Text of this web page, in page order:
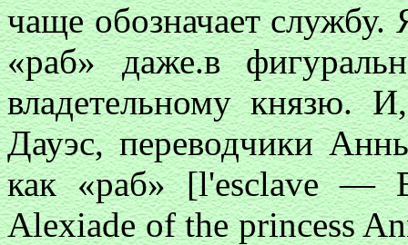
чаще обозначает службу.
«раб» даже.в
владетельному князю.
Дауэс, переводчики
как «раб» [l'esclave
Alexiade of the princess